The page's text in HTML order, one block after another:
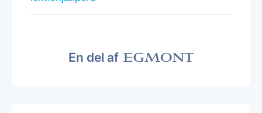
En del af